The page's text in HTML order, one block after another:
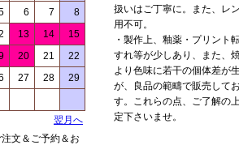
6 7
8
13 14
15
20 21
22
27 28
29
翌月へ
文＆ご予約＆お
扱いはご丁寧に。また、レ
用不可。
・製作上、釉薬・プリント
すれ等が少しあり、また、
より色味に若干の個体差が
が、良品の範疇で販売して
す。これらの点、ご了解の
定下さいませ。